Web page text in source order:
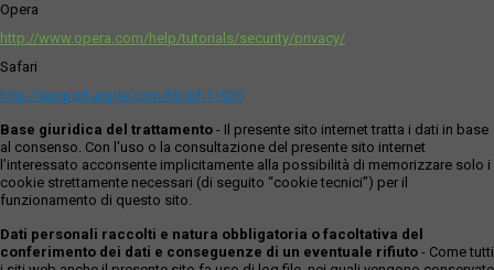
Opera
http://www.opera.com/help/tutorials/security/privacy/
Safari
http://support.apple.com/kb/ph11920
Base giuridica del trattamento - Il presente sito internet tratta i dati in base
al consenso. Con l'uso o la consultazione del presente sito internet
l’interessato acconsente implicitamente alla possibilità di memorizzare solo i
cookie strettamente necessari (di seguito “cookie tecnici”) per il
funzionamento di questo sito.
Dati personali raccolti e natura obbligatoria o facoltativa del
conferimento dei dati e conseguenze di un eventuale rifiuto - Come tutti